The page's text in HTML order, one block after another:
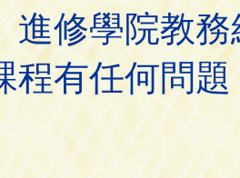
進修學院教
程有任何問